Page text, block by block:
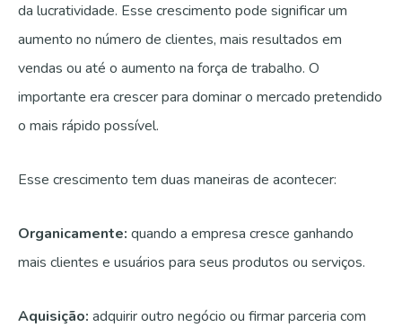
da lucratividade. Esse crescimento pode significar um
aumento no número de clientes, mais resultados em
vendas ou até o aumento na força de trabalho. O
importante era crescer para dominar o mercado pretendido
o mais rápido possível.
Esse crescimento tem duas maneiras de acontecer:
Organicamente: quando a empresa cresce ganhando
mais clientes e usuários para seus produtos ou serviços.
Aquisição: adquirir outro negócio ou firmar parceria com